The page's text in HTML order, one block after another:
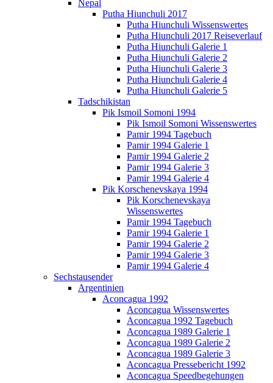
Nepal
Putha Hiunchuli 2017
Putha Hiunchuli Wissenswertes
Putha Hiunchuli 2017 Reiseverlauf
Putha Hiunchuli Galerie 1
Putha Hiunchuli Galerie 2
Putha Hiunchuli Galerie 3
Putha Hiunchuli Galerie 4
Putha Hiunchuli Galerie 5
Tadschikistan
Pik Ismoil Somoni 1994
Pik Ismoil Somoni Wissenswertes
Pamir 1994 Tagebuch
Pamir 1994 Galerie 1
Pamir 1994 Galerie 2
Pamir 1994 Galerie 3
Pamir 1994 Galerie 4
Pik Korschenevskaya 1994
Pik Korschenevskaya
Wissenswertes
Pamir 1994 Tagebuch
Pamir 1994 Galerie 1
Pamir 1994 Galerie 2
Pamir 1994 Galerie 3
Pamir 1994 Galerie 4
Sechstausender
Argentinien
Aconcagua 1992
Aconcagua Wissenswertes
Aconcagua 1992 Tagebuch
Aconcagua 1989 Galerie 1
Aconcagua 1989 Galerie 2
Aconcagua 1989 Galerie 3
Aconcagua Pressebericht 1992
Aconcagua Speedbegehungen